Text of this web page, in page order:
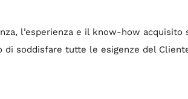
l’esperienza e il know-how acquisito
soddisfare tutte le esigenze del